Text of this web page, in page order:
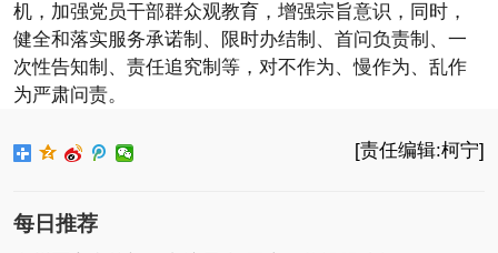
机，加强党员干部群众观教育，增强宗旨意识，同时，
健全和落实服务承诺制、限时办结制、首问负责制、一
次性告知制、责任追究制等，对不作为、慢作为、乱作
为严肃问责。
[责任编辑:柯宁]
每日推荐